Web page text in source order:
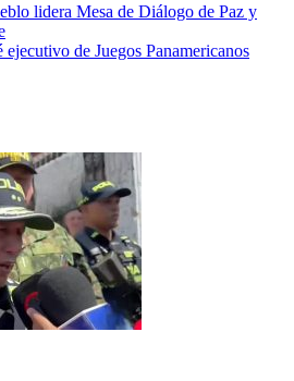
lidera Mesa de Diálogo de Paz y
ejecutivo de Juegos Panamericanos